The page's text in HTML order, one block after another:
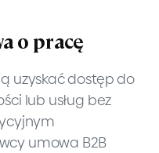
o pracę
uzyskać dostęp do
lub usług bez
umowa B2B